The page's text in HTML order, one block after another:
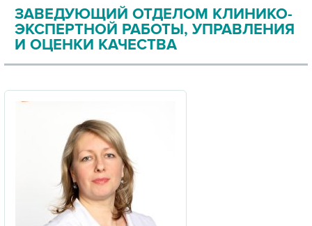
ЗАВЕДУЮЩИЙ ОТДЕЛОМ КЛИНИКО-
ЭКСПЕРТНОЙ РАБОТЫ, УПРАВЛЕНИЯ
И ОЦЕНКИ КАЧЕСТВА